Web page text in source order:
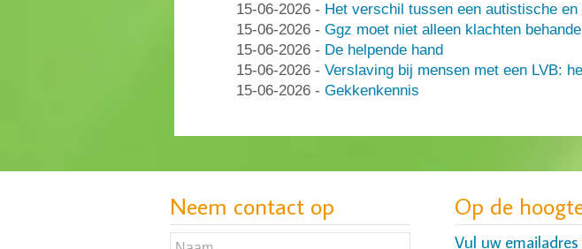
15-06-2026 - Het verschil tussen een autistische en
15-06-2026 - Ggz moet niet alleen klachten
15-06-2026 - De helpende hand
15-06-2026 - Verslaving bij mensen met een LVB:
15-06-2026 - Gekkenkennis
Neem contact op Op de
Vul uw